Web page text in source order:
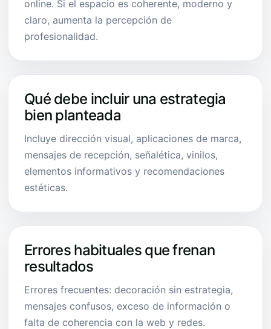
online. Si el espacio es coherente, moderno y
claro, aumenta la percepción de
profesionalidad.
Qué debe incluir una estrategia
bien planteada
Incluye dirección visual, aplicaciones de marca,
mensajes de recepción, señalética, vinilos,
elementos informativos y recomendaciones
estéticas.
Errores habituales que frenan
resultados
Errores frecuentes: decoración sin estrategia,
mensajes confusos, exceso de información o
falta de coherencia con la web y redes.